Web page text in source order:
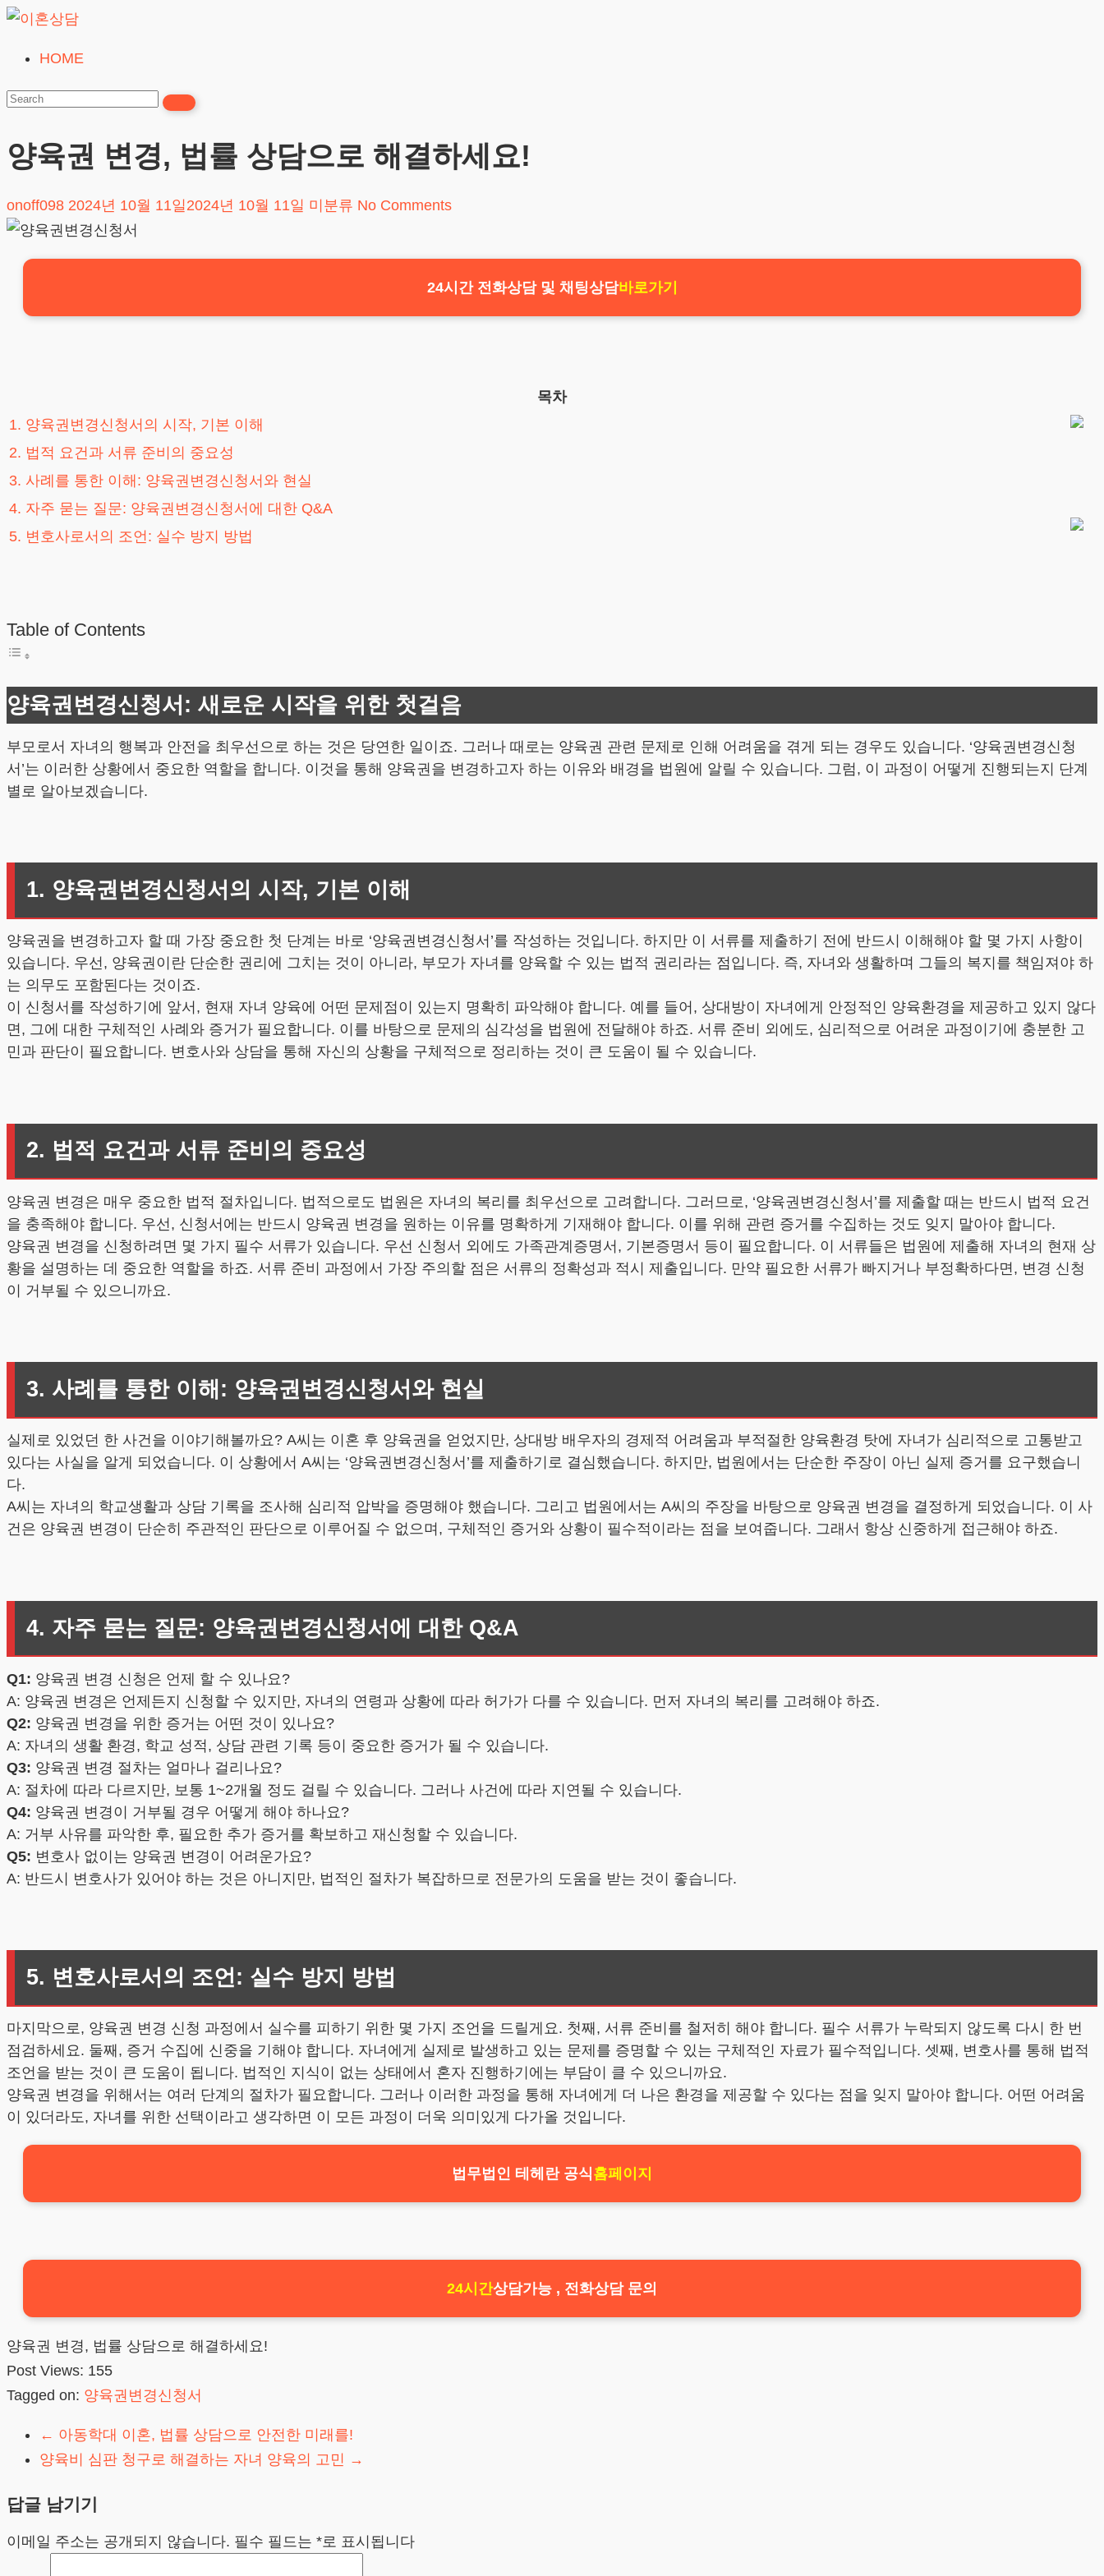
Skip
content
혼
담
24시간365일
HOME
양육권 변경, 법률 상담으로 해결하세요!
onoff098 2024년 10월 11일 2024년 10월 11일 미분류 No Comments
24시간 전화상담 및 채팅상담바로가기
목차
1. 양육권변경신청서의 시작, 기본 이해
2. 법적 요건과 서류 준비의 중요성
3. 사례를 통한 이해: 양육권변경신청서와 현실
4. 자주 묻는 질문: 양육권변경신청서에 대한 Q&A
5. 변호사로서의 조언: 실수 방지 방법
Table of Contents
양육권변경신청서: 새로운 시작을 위한 첫걸음
부모로서 자녀의 행복과 안전을 최우선으로 하는 것은 당연한 일이죠. 그러나 때로는 양육권 관련 문제로 인해 어려움을 겪게 되는 경우도 있습니다. ‘양육권변경신청
서’는 이러한 상황에서 중요한 역할을 합니다. 이것을 통해 양육권을 변경하고자 하는 이유와 배경을 법원에 알릴 수 있습니다. 그럼, 이 과정이 어떻게 진행되는지 단계
별로 알아보겠습니다.
1. 양육권변경신청서의 시작, 기본 이해
양육권을 변경하고자 할 때 가장 중요한 첫 단계는 바로 ‘양육권변경신청서’를 작성하는 것입니다. 하지만 이 서류를 제출하기 전에 반드시 이해해야 할 몇 가지 사항이
있습니다. 우선, 양육권이란 단순한 권리에 그치는 것이 아니라, 부모가 자녀를 양육할 수 있는 법적 권리라는 점입니다. 즉, 자녀와 생활하며 그들의 복지를 책임져야 하
는 의무도 포함된다는 것이죠.
이 신청서를 작성하기에 앞서, 현재 자녀 양육에 어떤 문제점이 있는지 명확히 파악해야 합니다. 예를 들어, 상대방이 자녀에게 안정적인 양육환경을 제공하고 있지 않다
면, 그에 대한 구체적인 사례와 증거가 필요합니다. 이를 바탕으로 문제의 심각성을 법원에 전달해야 하죠. 서류 준비 외에도, 심리적으로 어려운 과정이기에 충분한 고
민과 판단이 필요합니다. 변호사와 상담을 통해 자신의 상황을 구체적으로 정리하는 것이 큰 도움이 될 수 있습니다.
2. 법적 요건과 서류 준비의 중요성
양육권 변경은 매우 중요한 법적 절차입니다. 법적으로도 법원은 자녀의 복리를 최우선으로 고려합니다. 그러므로, ‘양육권변경신청서’를 제출할 때는 반드시 법적 요건
을 충족해야 합니다. 우선, 신청서에는 반드시 양육권 변경을 원하는 이유를 명확하게 기재해야 합니다. 이를 위해 관련 증거를 수집하는 것도 잊지 말아야 합니다.
양육권 변경을 신청하려면 몇 가지 필수 서류가 있습니다. 우선 신청서 외에도 가족관계증명서, 기본증명서 등이 필요합니다. 이 서류들은 법원에 제출해 자녀의 현재 상
황을 설명하는 데 중요한 역할을 하죠. 서류 준비 과정에서 가장 주의할 점은 서류의 정확성과 적시 제출입니다. 만약 필요한 서류가 빠지거나 부정확하다면, 변경 신청
이 거부될 수 있으니까요.
3. 사례를 통한 이해: 양육권변경신청서와 현실
실제로 있었던 한 사건을 이야기해볼까요? A씨는 이혼 후 양육권을 얻었지만, 상대방 배우자의 경제적 어려움과 부적절한 양육환경 탓에 자녀가 심리적으로 고통받고
있다는 사실을 알게 되었습니다. 이 상황에서 A씨는 ‘양육권변경신청서’를 제출하기로 결심했습니다. 하지만, 법원에서는 단순한 주장이 아닌 실제 증거를 요구했습니
다.
A씨는 자녀의 학교생활과 상담 기록을 조사해 심리적 압박을 증명해야 했습니다. 그리고 법원에서는 A씨의 주장을 바탕으로 양육권 변경을 결정하게 되었습니다. 이 사
건은 양육권 변경이 단순히 주관적인 판단으로 이루어질 수 없으며, 구체적인 증거와 상황이 필수적이라는 점을 보여줍니다. 그래서 항상 신중하게 접근해야 하죠.
4. 자주 묻는 질문: 양육권변경신청서에 대한 Q&A
Q1: 양육권 변경 신청은 언제 할 수 있나요?
A: 양육권 변경은 언제든지 신청할 수 있지만, 자녀의 연령과 상황에 따라 허가가 다를 수 있습니다. 먼저 자녀의 복리를 고려해야 하죠.
Q2: 양육권 변경을 위한 증거는 어떤 것이 있나요?
A: 자녀의 생활 환경, 학교 성적, 상담 관련 기록 등이 중요한 증거가 될 수 있습니다.
Q3: 양육권 변경 절차는 얼마나 걸리나요?
A: 절차에 따라 다르지만, 보통 1~2개월 정도 걸릴 수 있습니다. 그러나 사건에 따라 지연될 수 있습니다.
Q4: 양육권 변경이 거부될 경우 어떻게 해야 하나요?
A: 거부 사유를 파악한 후, 필요한 추가 증거를 확보하고 재신청할 수 있습니다.
Q5: 변호사 없이는 양육권 변경이 어려운가요?
A: 반드시 변호사가 있어야 하는 것은 아니지만, 법적인 절차가 복잡하므로 전문가의 도움을 받는 것이 좋습니다.
5. 변호사로서의 조언: 실수 방지 방법
마지막으로, 양육권 변경 신청 과정에서 실수를 피하기 위한 몇 가지 조언을 드릴게요. 첫째, 서류 준비를 철저히 해야 합니다. 필수 서류가 누락되지 않도록 다시 한 번
점검하세요. 둘째, 증거 수집에 신중을 기해야 합니다. 자녀에게 실제로 발생하고 있는 문제를 증명할 수 있는 구체적인 자료가 필수적입니다. 셋째, 변호사를 통해 법적
조언을 받는 것이 큰 도움이 됩니다. 법적인 지식이 없는 상태에서 혼자 진행하기에는 부담이 클 수 있으니까요.
양육권 변경을 위해서는 여러 단계의 절차가 필요합니다. 그러나 이러한 과정을 통해 자녀에게 더 나은 환경을 제공할 수 있다는 점을 잊지 말아야 합니다. 어떤 어려움
이 있더라도, 자녀를 위한 선택이라고 생각하면 이 모든 과정이 더욱 의미있게 다가올 것입니다.
법무법인 테헤란 공식홈페이지
24시간상담가능 , 전화상담 문의
양육권 변경, 법률 상담으로 해결하세요!
Post Views: 155
Tagged on: 양육권변경신청서
← 아동학대 이혼, 법률 상담으로 안전한 미래를!
양육비 심판 청구로 해결하는 자녀 양육의 고민 →
답글 남기기
이메일 주소는 공개되지 않습니다. 필수 필드는 *로 표시됩니다